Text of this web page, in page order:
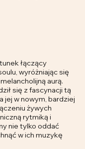
łączący
wyróżniając się
aurą.
się z fascynacji tą
jej w nowym, bardziej
żywych
rytmiką i
nie tylko oddać
w ich muzykę